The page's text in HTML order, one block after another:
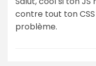
contre tout ton
problème.